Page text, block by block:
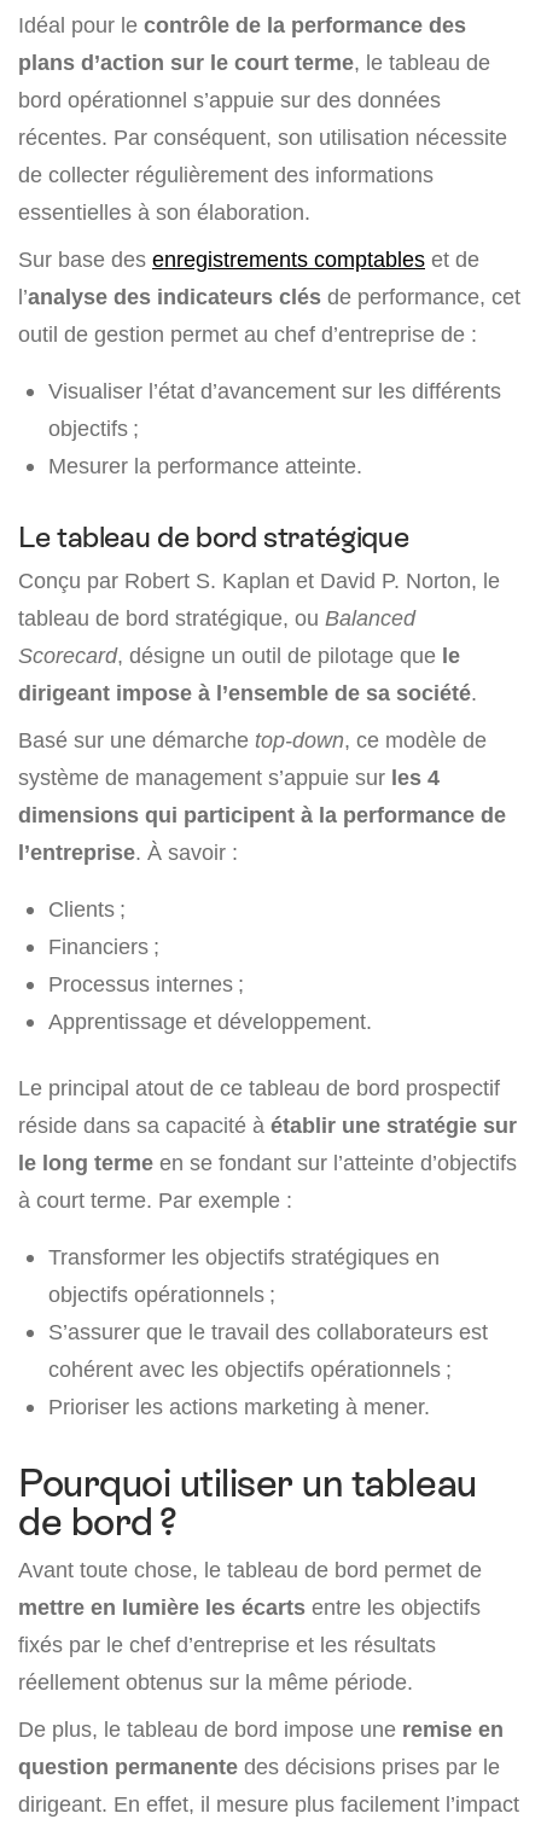
Idéal pour le contrôle de la performance des
plans d’action sur le court terme, le tableau de
bord opérationnel s’appuie sur des données
récentes. Par conséquent, son utilisation nécessite
de collecter régulièrement des informations
essentielles à son élaboration.
Sur base des enregistrements comptables et de
l’analyse des indicateurs clés de performance, cet
outil de gestion permet au chef d’entreprise de :
Visualiser l’état d’avancement sur les différents
objectifs ;
Mesurer la performance atteinte.
Le tableau de bord stratégique
Conçu par Robert S. Kaplan et David P. Norton, le
tableau de bord stratégique, ou Balanced
Scorecard, désigne un outil de pilotage que le
dirigeant impose à l’ensemble de sa société.
Basé sur une démarche top-down, ce modèle de
système de management s’appuie sur les 4
dimensions qui participent à la performance de
l’entreprise. À savoir :
Clients ;
Financiers ;
Processus internes ;
Apprentissage et développement.
Le principal atout de ce tableau de bord prospectif
réside dans sa capacité à établir une stratégie sur
le long terme en se fondant sur l’atteinte d’objectifs
à court terme. Par exemple :
Transformer les objectifs stratégiques en
objectifs opérationnels ;
S’assurer que le travail des collaborateurs est
cohérent avec les objectifs opérationnels ;
Prioriser les actions marketing à mener.
Pourquoi utiliser un tableau
de bord ?
Avant toute chose, le tableau de bord permet de
mettre en lumière les écarts entre les objectifs
fixés par le chef d’entreprise et les résultats
réellement obtenus sur la même période.
De plus, le tableau de bord impose une remise en
question permanente des décisions prises par le
dirigeant. En effet, il mesure plus facilement l’impact